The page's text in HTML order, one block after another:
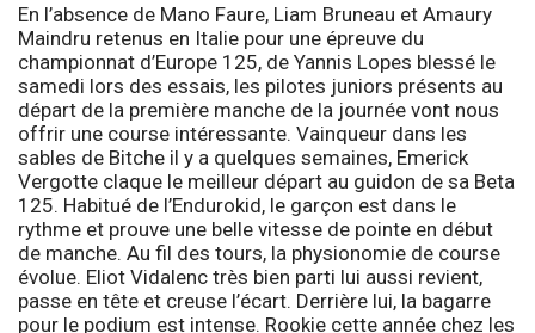
En l’absence de Mano Faure, Liam Bruneau et Amaury
Maindru retenus en Italie pour une épreuve du
championnat d’Europe 125, de Yannis Lopes blessé le
samedi lors des essais, les pilotes juniors présents au
départ de la première manche de la journée vont nous
offrir une course intéressante. Vainqueur dans les
sables de Bitche il y a quelques semaines, Emerick
Vergotte claque le meilleur départ au guidon de sa Beta
125. Habitué de l’Endurokid, le garçon est dans le
rythme et prouve une belle vitesse de pointe en début
de manche. Au fil des tours, la physionomie de course
évolue. Eliot Vidalenc très bien parti lui aussi revient,
passe en tête et creuse l’écart. Derrière lui, la bagarre
pour le podium est intense. Rookie cette année chez les